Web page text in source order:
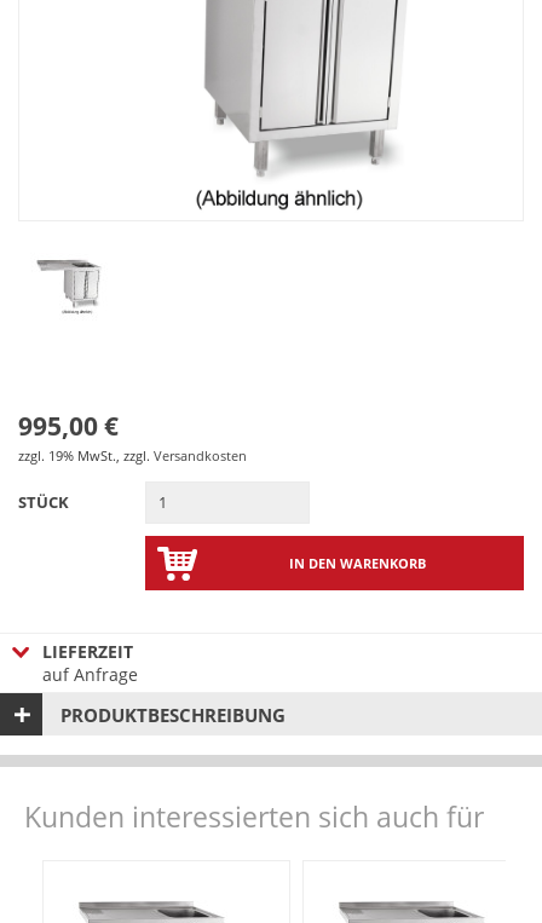
995,00 €
zzgl. 19% MwSt., zzgl. Versandkosten
STÜCK
IN DEN WARENKORB
LIEFERZEIT
auf Anfrage
PRODUKTBESCHREIBUNG
Kunden interessierten sich auch für